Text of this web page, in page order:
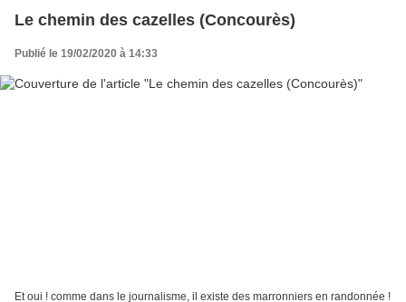
Le chemin des cazelles (Concourès)
Publié le 19/02/2020 à 14:33
Et oui ! comme dans le journalisme, il existe des marronniers en randonnée !